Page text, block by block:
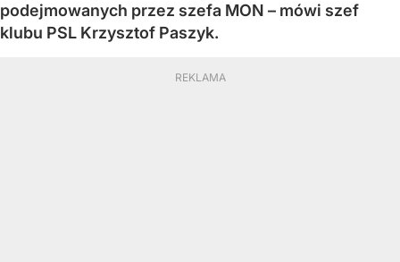
podejmowanych przez szefa MON – mówi szef
klubu PSL Krzysztof Paszyk.